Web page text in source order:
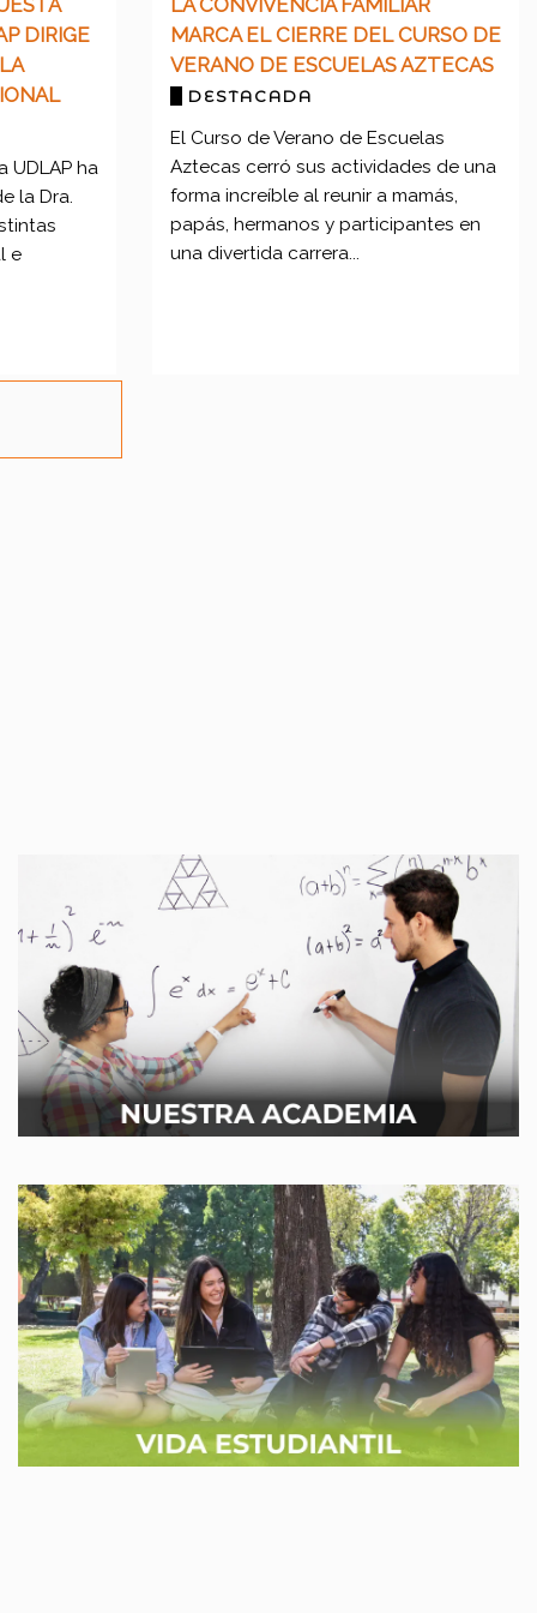
DIRIGE
UDLAP ha
la Dra.
e
LA CONVIVENCIA FAMILIAR
MARCA EL CIERRE DEL CURSO DE
VERANO DE ESCUELAS AZTECAS
DESTACADA
El Curso de Verano de Escuelas
Aztecas cerró sus actividades de una
forma increíble al reunir a mamás,
papás, hermanos y participantes en
una divertida carrera...